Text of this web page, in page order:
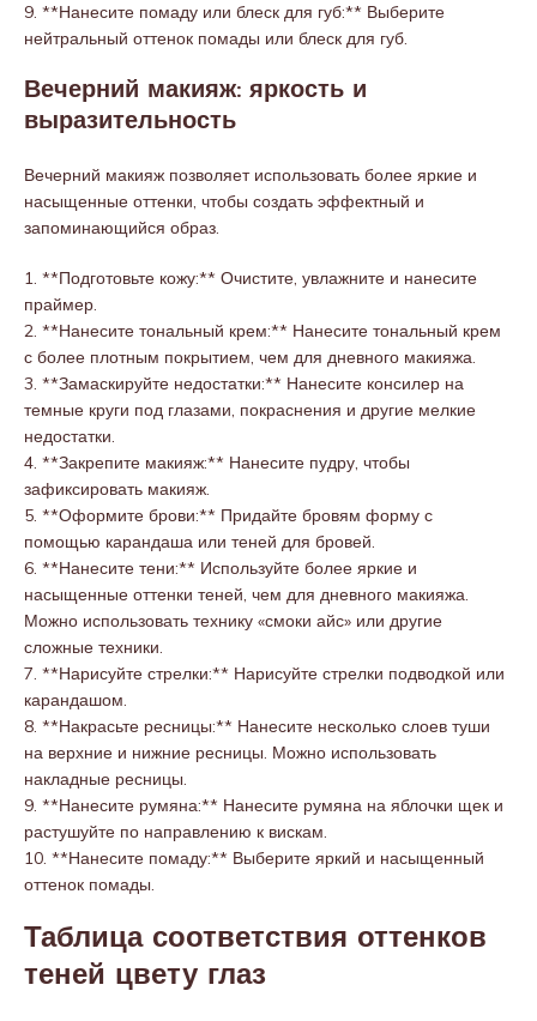
9. **Нанесите помаду или блеск для губ:** Выберите
нейтральный оттенок помады или блеск для губ.
Вечерний макияж: яркость и
выразительность
Вечерний макияж позволяет использовать более яркие и
насыщенные оттенки, чтобы создать эффектный и
запоминающийся образ.
1. **Подготовьте кожу:** Очистите, увлажните и нанесите
праймер.
2. **Нанесите тональный крем:** Нанесите тональный крем
с более плотным покрытием, чем для дневного макияжа.
3. **Замаскируйте недостатки:** Нанесите консилер на
темные круги под глазами, покраснения и другие мелкие
недостатки.
4. **Закрепите макияж:** Нанесите пудру, чтобы
зафиксировать макияж.
5. **Оформите брови:** Придайте бровям форму с
помощью карандаша или теней для бровей.
6. **Нанесите тени:** Используйте более яркие и
насыщенные оттенки теней, чем для дневного макияжа.
Можно использовать технику «смоки айс» или другие
сложные техники.
7. **Нарисуйте стрелки:** Нарисуйте стрелки подводкой или
карандашом.
8. **Накрасьте ресницы:** Нанесите несколько слоев туши
на верхние и нижние ресницы. Можно использовать
накладные ресницы.
9. **Нанесите румяна:** Нанесите румяна на яблочки щек и
растушуйте по направлению к вискам.
10. **Нанесите помаду:** Выберите яркий и насыщенный
оттенок помады.
Таблица соответствия оттенков
теней цвету глаз